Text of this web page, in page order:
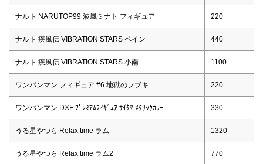
ナルト NARUTOP99 波風ミナト フィギュア 220
ナルト 疾風伝 VIBRATION STARS ペイン 440
ナルト 疾風伝 VIBRATION STARS 小南 1100
ワンパンマン フィギュア #6 地獄のフブキ 220
ワンパンマン DXF ﾌﾟﾚﾐｱﾑﾌｨｷﾞｭｱ ｻｲﾀﾏ ﾒﾀﾘｯｸｶﾗｰ 330
うる星やつら Relax time ラム 1320
うる星やつら Relax time ラム2 770